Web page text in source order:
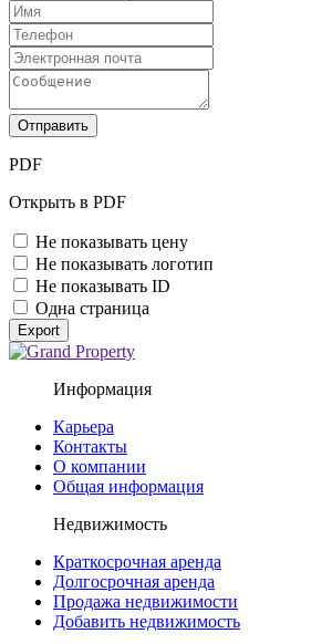
Отправить
PDF
Открыть в PDF
Не показывать цену
Не показывать логотип
Не показывать ID
Одна страница
Export
Информация
Карьера
Контакты
О компании
Общая информация
Недвижимость
Краткосрочная аренда
Долгосрочная аренда
Продажа недвижимости
Добавить недвижимость